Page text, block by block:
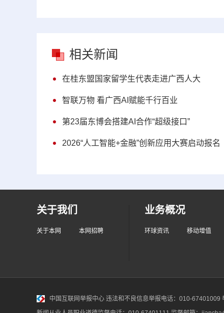
相关新闻
在桂东盟国家留学生代表走进广西人大
智联万物 看广西AI赋能千行百业
第23届东博会搭建AI合作“超级接口”
2026“人工智能+金融”创新应用大赛启动报名
关于我们
关于本网 本网招聘
业务概况
环球资讯 移动增值
中国互联网举报中心 违法和不良信息举报电话：010-67401009